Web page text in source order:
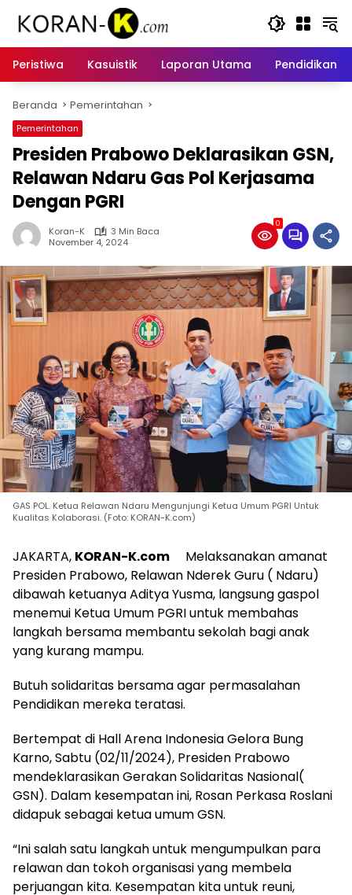
Peristiwa
Kasuistik Laporan Utama Pendidikan
Beranda Pemerintahan
Pemerintahan
Presiden Prabowo Deklarasikan GSN,
Relawan Ndaru Gas Pol Kerjasama
Dengan PGRI
Koran-K
3 Min Baca
November 4, 2024
0
GAS POL. Ketua Relawan Ndaru Mengunjungi Ketua Umum PGRI Untuk
Kualitas Kolaborasi. (Foto: KORAN-K.com)
JAKARTA, KORAN-K.com Melaksanakan amanat
Presiden Prabowo, Relawan Nderek Guru ( Ndaru)
dibawah ketuanya Aditya Yusma, langsung gaspol
menemui Ketua Umum PGRI untuk membahas
langkah bersama membantu sekolah bagi anak
yang kurang mampu.
Butuh solidaritas bersama agar permasalahan
Pendidikan mereka teratasi.
Bertempat di Hall Arena Indonesia Gelora Bung
Karno, Sabtu (02/11/2024), Presiden Prabowo
mendeklarasikan Gerakan Solidaritas Nasional(
GSN). Dalam kesempatan ini, Rosan Perkasa Roslani
didapuk sebagai ketua umum GSN.
“Ini salah satu langkah untuk mengumpulkan para
relawan dan tokoh organisasi yang membela
perjuangan kita. Kesempatan kita untuk reuni,